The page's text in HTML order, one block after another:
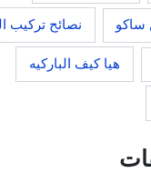
ساكو نصائح تركيب
هيا كيف الباركيه